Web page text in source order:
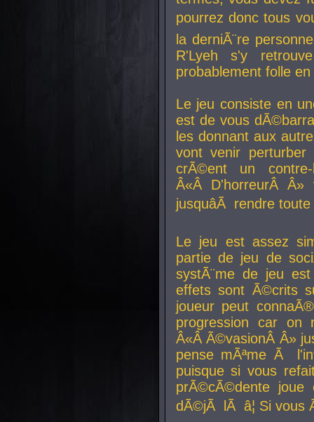
pourrez donc tous
la derniÃ¨re
R'Lyeh s'y
probablement folle
Le jeu consiste en
est de vous
les donnant aux
vont venir perturber
crÃ©ent un
Â«Â D'horreurÂ
jusquâÃ rendre
Le jeu est assez
partie de jeu de
systÃ¨me de jeu
effets sont Ã©crits
joueur peut
progression car
Â«Â Ã©vasionÂ Â»
pense mÃªme Ã
puisque si vous
prÃ©cÃ©dente
dÃ©jÃ lÃ â¦ Si vous